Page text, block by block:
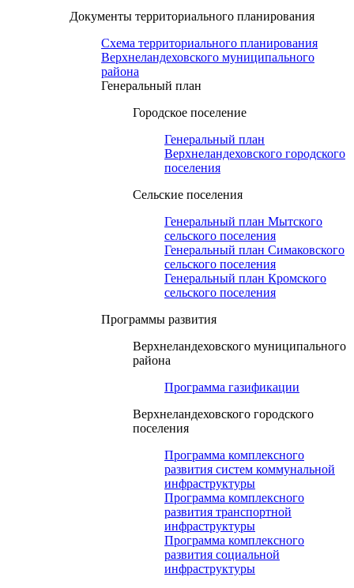
Документы территориального планирования
Схема территориального планирования
Верхнеландеховского муниципального
района
Генеральный план
Городское поселение
Генеральный план
Верхнеландеховского городского
поселения
Сельские поселения
Генеральный план Мытского
сельского поселения
Генеральный план Симаковского
сельского поселения
Генеральный план Кромского
сельского поселения
Программы развития
Верхнеландеховского муниципального
района
Программа газификации
Верхнеландеховского городского
поселения
Программа комплексного
развития систем коммунальной
инфраструктуры
Программа комплексного
развития транспортной
инфраструктуры
Программа комплексного
развития социальной
инфраструктуры